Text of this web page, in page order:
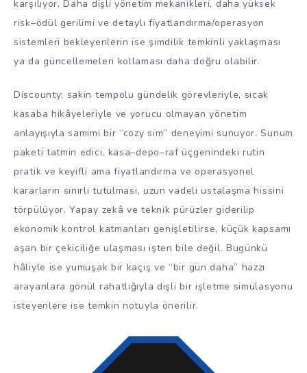
karşılıyor. Daha dişli yönetim mekanikleri, daha yüksek
risk–ödül gerilimi ve detaylı fiyatlandırma/operasyon
sistemleri bekleyenlerin ise şimdilik temkinli yaklaşması
ya da güncellemeleri kollaması daha doğru olabilir.
Discounty; sakin tempolu gündelik görevleriyle, sıcak
kasaba hikâyeleriyle ve yorucu olmayan yönetim
anlayışıyla samimi bir “cozy sim” deneyimi sunuyor. Sunum
paketi tatmin edici, kasa–depo–raf üçgenindeki rutin
pratik ve keyifli ama fiyatlandırma ve operasyonel
kararların sınırlı tutulması, uzun vadeli ustalaşma hissini
törpülüyor. Yapay zekâ ve teknik pürüzler giderilip
ekonomik kontrol katmanları genişletilirse, küçük kapsamı
aşan bir çekiciliğe ulaşması işten bile değil. Bugünkü
hâliyle ise yumuşak bir kaçış ve “bir gün daha” hazzı
arayanlara gönül rahatlığıyla dişli bir işletme simülasyonu
isteyenlere ise temkin notuyla önerilir.